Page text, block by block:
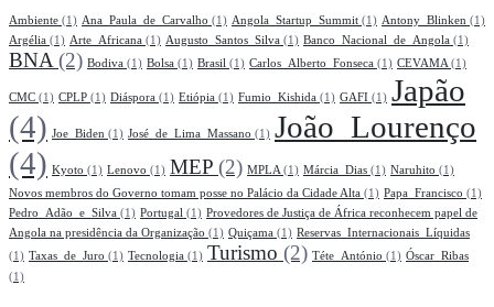
Ambiente (1) Ana_Paula_de_Carvalho (1) Angola_Startup_Summit (1) Antony_Blinken (1)
Argélia (1) Arte_Africana (1) Augusto_Santos_Silva (1) Banco_Nacional_de_Angola (1)
BNA(2) Bodiva (1) Bolsa (1) Brasil (1) Carlos_Alberto_Fonseca (1) CEVAMA(1)
CMC (1) CPLP (1) Diáspora (1) Etiópia (1) Fumio_Kishida (1) GAFI (1) Japão
(4) Joe_Biden (1) José_de_Lima_Massano (1) João_Lourenço
(4) Kyoto (1) Lenovo (1) MEP (2) MPLA(1) Márcia_Dias (1) Naruhito (1)
Novos membros do Governo tomam posse no Palácio da Cidade Alta (1) Papa_Francisco (1)
Pedro_Adão_e_Silva (1) Portugal (1) Provedores de Justiça de África reconhecem papel de
Angola na presidência da Organização (1) Quiçama (1) Reservas_Internacionais_Líquidas
(1) Taxas_de_Juro (1) Tecnologia (1) Turismo (2) Téte_António (1) Óscar_Ribas
(1)